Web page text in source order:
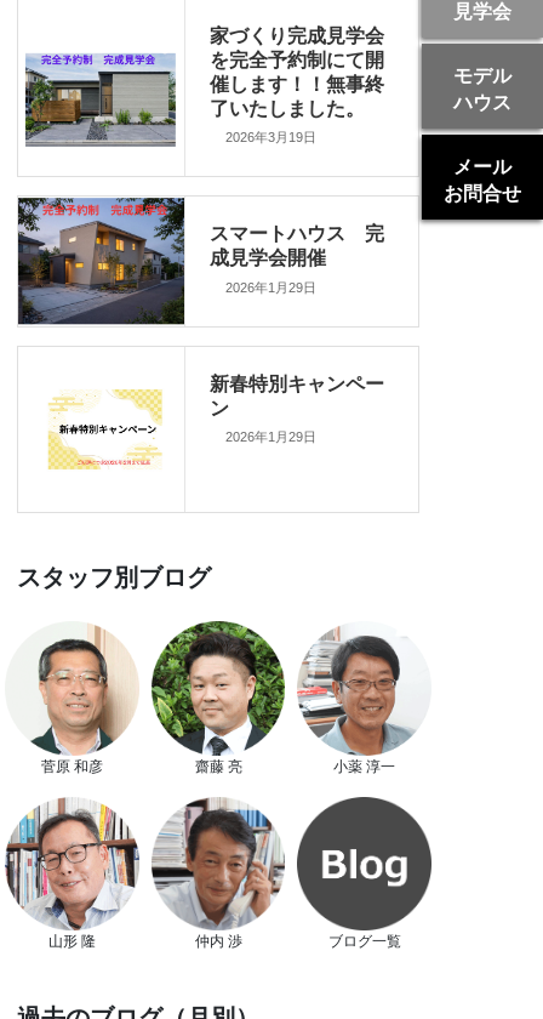
家づくり完成見学会
を完全予約制にて開
催します！！無事終
了いたしました。
2026年3月19日
スマートハウス 完
成見学会開催
2026年1月29日
新春特別キャンペー
ン
2026年1月29日
スタッフ別ブログ
菅原 和彦 齋藤 亮 小薬 淳一
山形 隆 仲内 渉 ブログ一覧
見学会
モデル
ハウス
メール
お問合せ